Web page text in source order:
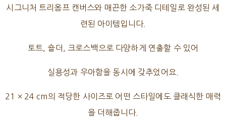
시그니처 트리옴프 캔버스와 매끈한 소가죽 디테일로 완성된 세
련된 아이템입니다.
토트, 숄더, 크로스백으로 다양하게 연출할 수 있어
실용성과 우아함을 동시에 갖추었어요.
21 × 24 cm의 적당한 사이즈로 어떤 스타일에도 클래식한 매력
을 더해줍니다.